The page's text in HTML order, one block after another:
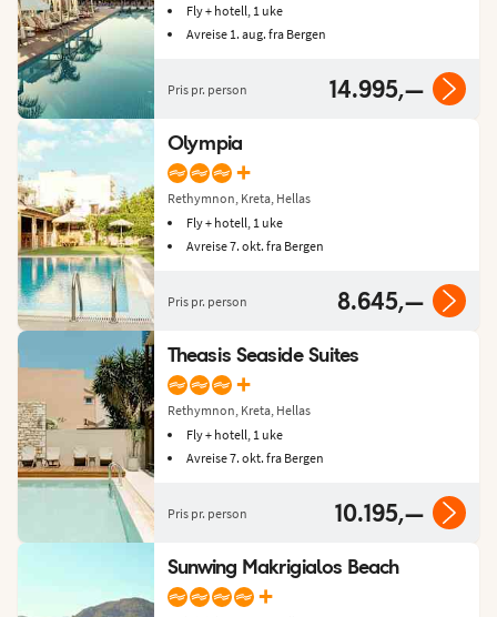
Fly + hotell, 1 uke
Avreise 1. aug. fra Bergen
Pris pr. person 14.995,—
Olympia
+
Rethymnon, Kreta, Hellas
Fly + hotell, 1 uke
Avreise 7. okt. fra Bergen
Pris pr. person 8.645,—
Theasis Seaside Suites
+
Rethymnon, Kreta, Hellas
Fly + hotell, 1 uke
Avreise 7. okt. fra Bergen
Pris pr. person 10.195,—
Sunwing Makrigialos Beach
+